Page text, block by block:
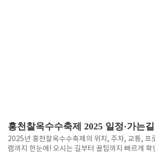
2025년 홍천찰옥수수축제의 위치, 주차, 교통, 프
램까지 한눈에! 오시는 길부터 꿀팁까지 빠르게 확